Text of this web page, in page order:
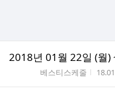
2018년 01월 22일 (월)
베스티스케줄 작성